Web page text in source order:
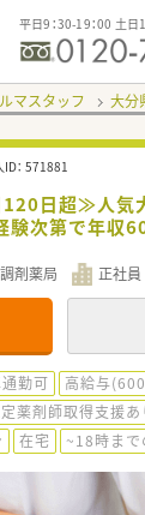
平日9：30-19：00 土日
マスタッフ 大分
： 571881
120日超≫人
験次第で年収
調剤薬局 正社員
勤可
高給与
薬剤師取得支援あ
在宅 ~18時まで